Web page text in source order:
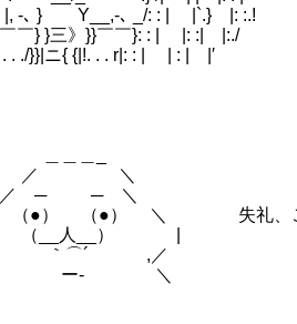
|, -､ } Y__,-､ _/: : | |`.} |: :.!
￣￣} }三》}}￣￣}: : | |: :| |:./
. . ./}}|ニ{ {|!. . . r|: : | | : | |′
＼
） ＼ 失礼、ご一緒
__） |
,／
‐ ＼